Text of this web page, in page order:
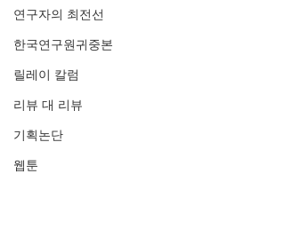
연구자의 최전선
한국연구원귀중본
릴레이 칼럼
리뷰 대 리뷰
기획논단
웹툰